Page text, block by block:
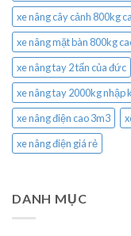
xe nâng cây cảnh 800kg
xe nâng mặt bàn 800kg
xe nâng tay 2 tấn của đức
xe nâng tay 2000kg nhập
xe nâng điện cao 3m3
xe nâng điện giá rẻ
DANH MỤC